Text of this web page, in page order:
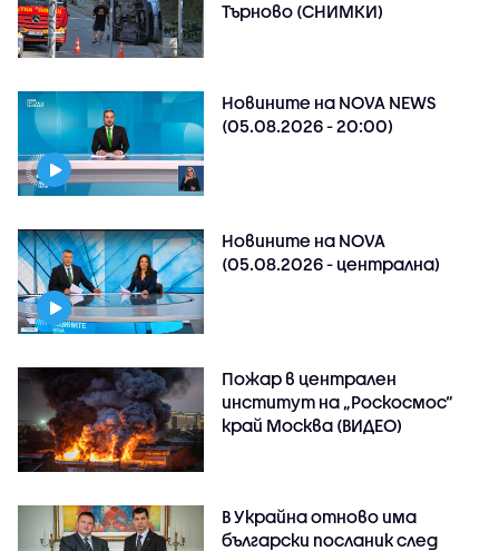
Търново (СНИМКИ)
Новините на NOVA NEWS
(05.08.2026 - 20:00)
Новините на NOVA
(05.08.2026 - централна)
Пожар в централен
институт на „Роскосмос“
край Москва (ВИДЕО)
В Украйна отново има
български посланик след